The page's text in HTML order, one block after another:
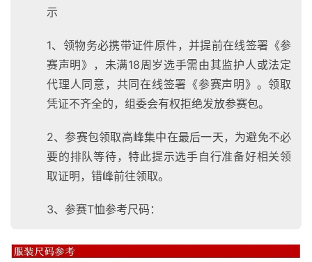
示
1、领物务必携带证件原件，并提前在线签署《参
赛声明》，未满18周岁选手需由其监护人或法定
代理人同意，共同在线签署《参赛声明》。领取
凭证不齐全的，组委会有权拒绝发放参赛包。
2、参赛包领取高峰集中在最后一天，为避免不必
要的排队等待，特此提示选手自行准备好相关领
取证明，错峰前往领取。
3、参赛T恤参考尺码：